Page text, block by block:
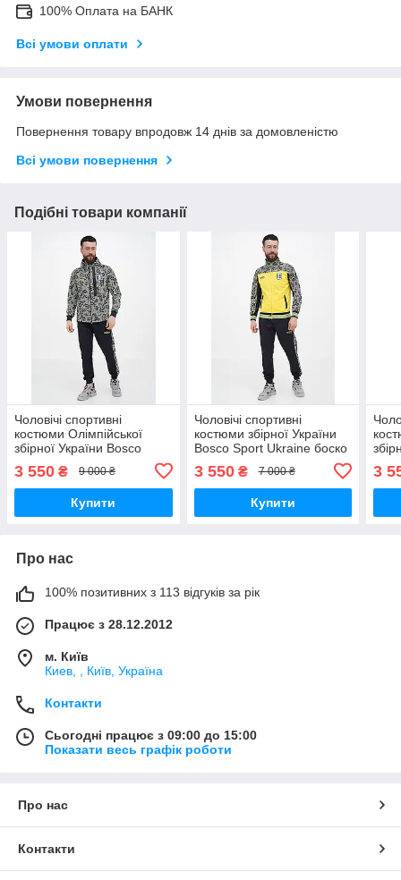
100% Оплата на БАНК
Всі умови оплати
Умови повернення
Повернення товару впродовж 14 днів за домовленістю
Всі умови повернення
Подібні товари компанії
Чоловічі спортивні
костюми Олімпійської
збірної України Bosco
Sport Ukraine боско спорт
Україна s класік
3 550 ₴ 9 000 ₴
Купити
Чоловічі спортивні
костюми збірної України
Bosco Sport Ukraine боско
жовті/yellow
3 550₴ 7 000 ₴
Купити
3
Про нас
100% позитивних з 113 відгуків за рік
Працює з 28.12.2012
м. Київ
Киев, , Київ, Україна
Контакти
Сьогодні працює з 09:00 до 15:00
Показати весь графік роботи
Про нас
Контакти